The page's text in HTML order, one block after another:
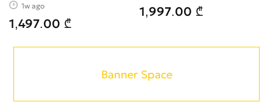
1w ago
1,497.00 ₾
1,997.00 ₾
Banner Space